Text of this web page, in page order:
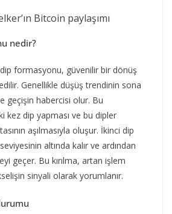
Bitcoin paylaşımı
nedir?
formasyonu, güvenilir bir dönüş
Genellikle düşüş trendinin sona
geçişin habercisi olur. Bu
kez dip yapması ve bu dipler
aşılmasıyla oluşur. İkinci dip
altında kalır ve ardından
geçer. Bu kırılma, artan işlem
sinyali olarak yorumlanır.